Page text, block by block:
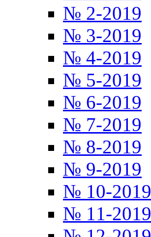
№ 2-2019
№ 3-2019
№ 4-2019
№ 5-2019
№ 6-2019
№ 7-2019
№ 8-2019
№ 9-2019
№ 10-2019
№ 11-2019